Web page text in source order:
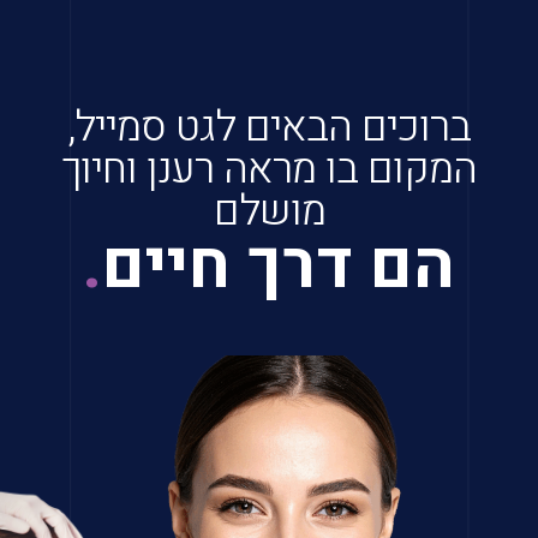
ברוכים הבאים לגט סמייל,
המקום בו מראה רענן וחיוך
מושלם
הם דרך חיים.